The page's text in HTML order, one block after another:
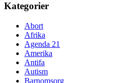
Kategorier
Abort
Afrika
Agenda 21
Amerika
Antifa
Autism
Barnomsorg